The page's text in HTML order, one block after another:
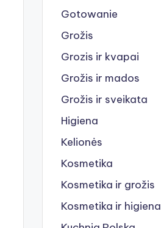
Gotowanie
Grožis
Grozis ir kvapai
Grožis ir mados
Grožis ir sveikata
Higiena
Kelionės
Kosmetika
Kosmetika ir grožis
Kosmetika ir higiena